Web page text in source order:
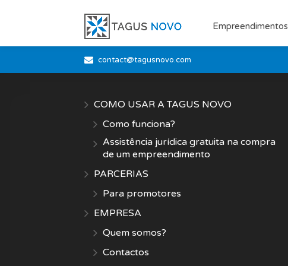
Empreendimentos
contact@tagusnovo.com
COMO USAR A TAGUS NOVO
Como funciona?
Assistência jurídica gratuita na compra
de um empreendimento
PARCERIAS
Para promotores
EMPRESA
Quem somos?
Contactos